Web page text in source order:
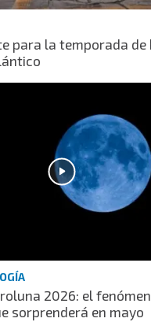
para la temporada de
2026: el
sorprenderá en mayo